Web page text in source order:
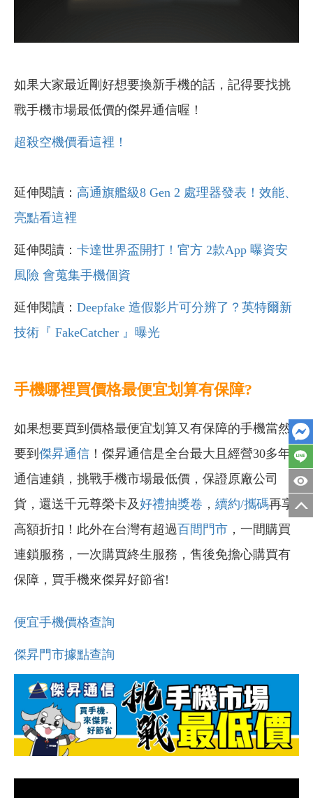
如果大家最近剛好想要換新手機的話，記得要找挑
戰手機市場最低價的傑昇通信喔！
超殺空機價看這裡！
延伸閱讀： 高通旗艦級8 Gen 2 處理器發表！效能、
亮點看這裡
延伸閱讀： 卡達世界盃開打！官方 2款App 曝資安
風險 會蒐集手機個資
延伸閱讀： Deepfake 造假影片可分辨了？英特爾新
技術『 FakeCatcher 』曝光
手機哪裡買價格最便宜划算有保障?
如果想要買到價格最便宜划算又有保障的手機當然
要到 傑昇通信 ！傑昇通信是全台最大且經營30多年
通信連鎖，挑戰手機市場最低價，保證原廠公司
貨，還送千元尊榮卡及好禮抽獎卷 ， 續約/攜碼再享
高額折扣！此外在台灣有超過百間門市 ，一間購買
連鎖服務，一次購買終生服務，售後免擔心購買有
保障，買手機來傑昇好節省!
便宜手機價格查詢
傑昇門市據點查詢